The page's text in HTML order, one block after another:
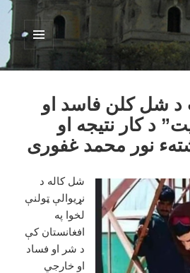
فهرست
ابزارک‌ها
د شل کلن فاسد او
د کار نتيجه او
نور محمد غفوری
شل کاله د
نړيوالې ټولنې
لخوا په
افغانستان کې
د شر او فساد
او خارجي